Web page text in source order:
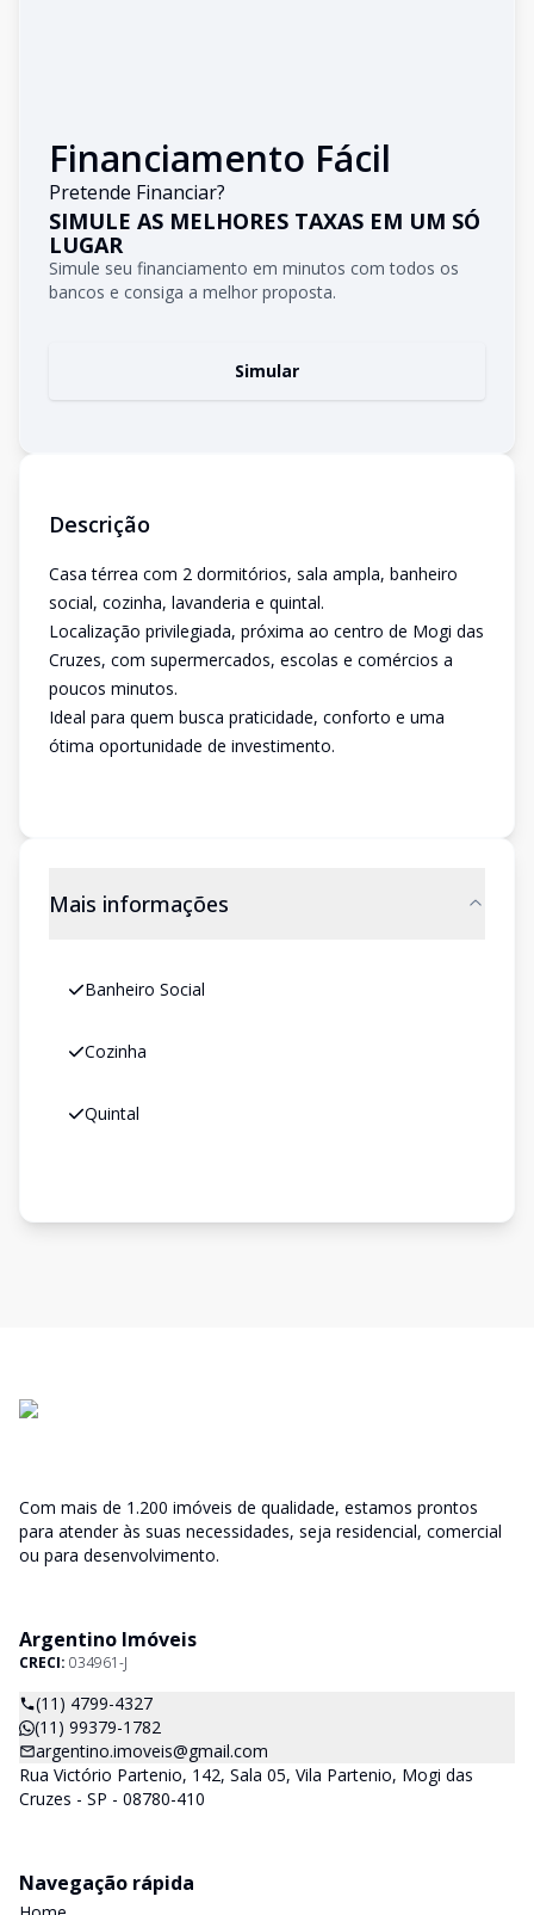
Financiamento Fácil
Pretende Financiar?
SIMULE AS MELHORES TAXAS EM UM SÓ
LUGAR
Simule seu financiamento em minutos com todos os
bancos e consiga a melhor proposta.
Simular
Descrição
Casa térrea com 2 dormitórios, sala ampla, banheiro
social, cozinha, lavanderia e quintal.
Localização privilegiada, próxima ao centro de Mogi das
Cruzes, com supermercados, escolas e comércios a
poucos minutos.
Ideal para quem busca praticidade, conforto e uma
ótima oportunidade de investimento.
Mais informações
Banheiro Social
Cozinha
Quintal
Com mais de 1.200 imóveis de qualidade, estamos prontos
para atender às suas necessidades, seja residencial, comercial
ou para desenvolvimento.
Argentino Imóveis
CRECI: 034961-J
(11) 4799-4327
(11) 99379-1782
argentino.imoveis@gmail.com
Rua Victório Partenio, 142, Sala 05, Vila Partenio, Mogi das
Cruzes - SP - 08780-410
Navegação rápida